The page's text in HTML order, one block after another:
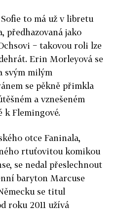
to má už v libretu
předhazovaná jako
− takovou roli lze
Erin Morleyová se
svým milým
se pěkně přimkla
a vznešeném
k Flemingové.
otce Faninala,
rtuťovitou komikou
se nedal přeslechnout
baryton Marcuse
se titul
roku 2011 užívá